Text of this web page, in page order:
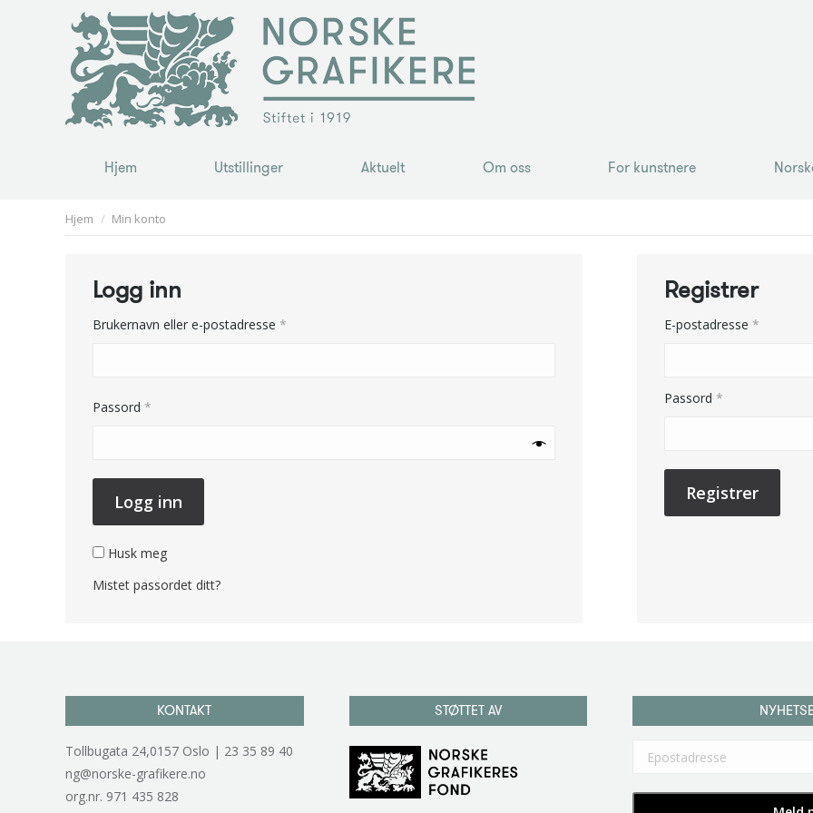
Hjem Utstillinger Aktuelt Om oss For kunstnere
You are here:
Hjem Min konto
Logg inn
Brukernavn eller e-postadresse *
Passord *
Logg inn
Husk meg
Mistet passordet ditt?
Registrer
E-postadresse *
Passord *
Registrer
KONTAKT
Tollbugata 24,0157 Oslo | 23 35 89 40
ng@norske-grafikere.no
org.nr. 971 435 828
STØTTET AV
Hjem Utstillinger Aktuelt